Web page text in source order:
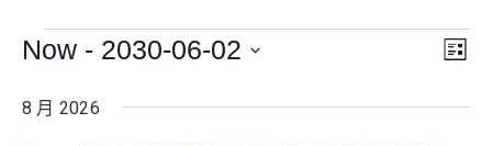
Events List
Now - 2030-06-02
date.
8 月 2026